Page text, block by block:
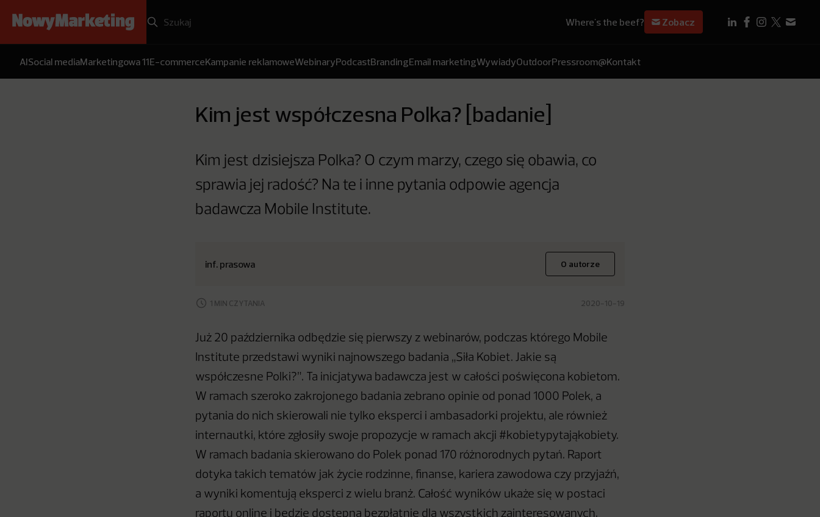
Where's the beef? Zobacz
AISocial mediaMarketingowa 11E-commerceKampanie reklamoweWebinaryPodcastBrandingEmail marketingWywiadyOutdoorPressroom@Kontakt
Kim jest współczesna Polka? [badanie]
Kim jest dzisiejsza Polka? O czym marzy, czego się obawia, co
sprawia jej radość? Na te i inne pytania odpowie agencja
badawcza Mobile Institute.
inf. prasowa O autorze
1 MIN CZYTANIA 2020-10-19
Już 20 października odbędzie się pierwszy z webinarów, podczas którego Mobile
Institute przedstawi wyniki najnowszego badania „Siła Kobiet. Jakie są
współczesne Polki?”. Ta inicjatywa badawcza jest w całości poświęcona kobietom.
W ramach szeroko zakrojonego badania zebrano opinie od ponad 1000 Polek, a
pytania do nich skierowali nie tylko eksperci i ambasadorki projektu, ale również
internautki, które zgłosiły swoje propozycje w ramach akcji #kobietypytająkobiety.
W ramach badania skierowano do Polek ponad 170 różnorodnych pytań. Raport
dotyka takich tematów jak życie rodzinne, finanse, kariera zawodowa czy przyjaźń,
a wyniki komentują eksperci z wielu branż. Całość wyników ukaże się w postaci
raportu online i będzie dostępna bezpłatnie dla wszystkich zainteresowanych.